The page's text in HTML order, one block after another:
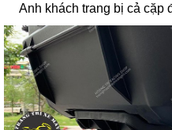
Anh khách trang bị cả cặp